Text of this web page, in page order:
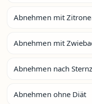
Abnehmen mit
Abnehmen mit
Abnehmen nach
Abnehmen ohne Diät